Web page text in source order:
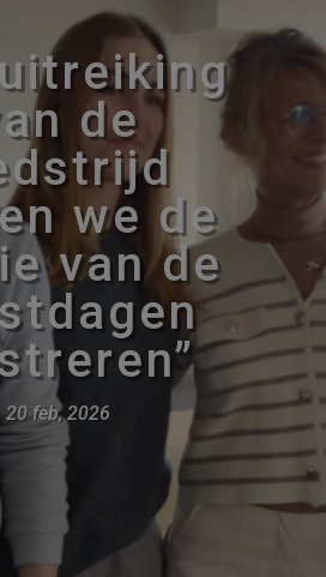
de
we de
van de
20 feb, 2026